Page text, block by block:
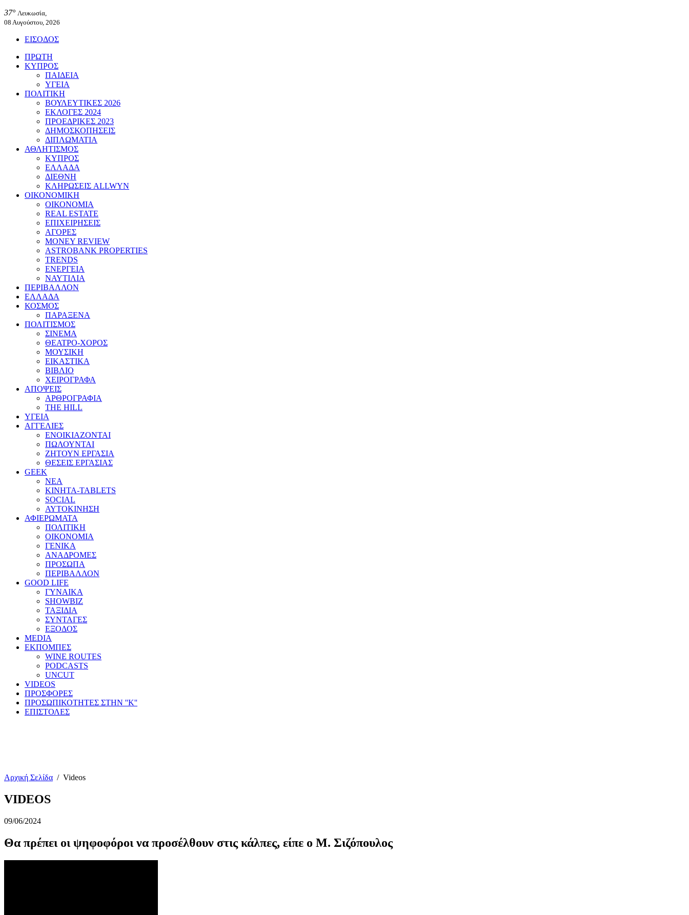
37° Λευκωσία,
08 Αυγούστου, 2026
ΕΙΣΟΔΟΣ
ΠΡΩΤΗ
ΚΥΠΡΟΣ
ΠΑΙΔΕΙΑ
ΥΓΕΙΑ
ΠΟΛΙΤΙΚΗ
ΒΟΥΛΕΥΤΙΚΕΣ 2026
ΕΚΛΟΓΕΣ 2024
ΠΡΟΕΔΡΙΚΕΣ 2023
ΔΗΜΟΣΚΟΠΗΣΕΙΣ
ΔΙΠΛΩΜΑΤΙΑ
ΑΘΛΗΤΙΣΜΟΣ
ΚΥΠΡΟΣ
ΕΛΛΑΔΑ
ΔΙΕΘΝΗ
ΚΛΗΡΩΣΕΙΣ ALLWYN
ΟΙΚΟΝΟΜΙΚΗ
ΟΙΚΟΝΟΜΙΑ
REAL ESTATE
ΕΠΙΧΕΙΡΗΣΕΙΣ
ΑΓΟΡΕΣ
MONEY REVIEW
ASTROBANK PROPERTIES
TRENDS
ΕΝΕΡΓΕΙΑ
ΝΑΥΤΙΛΙΑ
ΠΕΡΙΒΑΛΛΟΝ
ΕΛΛΑΔΑ
ΚΟΣΜΟΣ
ΠΑΡΑΞΕΝΑ
ΠΟΛΙΤΙΣΜΟΣ
ΣΙΝΕΜΑ
ΘΕΑΤΡΟ-ΧΟΡΟΣ
ΜΟΥΣΙΚΗ
ΕΙΚΑΣΤΙΚΑ
ΒΙΒΛΙΟ
ΧΕΙΡΟΓΡΑΦΑ
ΑΠΟΨΕΙΣ
ΑΡΘΡΟΓΡΑΦΙΑ
THE HILL
ΥΓΕΙΑ
ΑΓΓΕΛΙΕΣ
ΕΝΟΙΚΙΑΖΟΝΤΑΙ
ΠΩΛΟΥΝΤΑΙ
ΖΗΤΟΥΝ ΕΡΓΑΣΙΑ
ΘΕΣΕΙΣ ΕΡΓΑΣΙΑΣ
GEEK
ΝΕΑ
ΚΙΝΗΤΑ-TABLETS
SOCIAL
ΑΥΤΟΚΙΝΗΣΗ
ΑΦΙΕΡΩΜΑΤΑ
ΠΟΛΙΤΙΚΗ
ΟΙΚΟΝΟΜΙΑ
ΓΕΝΙΚΑ
ΑΝΑΔΡΟΜΕΣ
ΠΡΟΣΩΠΑ
ΠΕΡΙΒΑΛΛΟΝ
GOOD LIFE
ΓΥΝΑΙΚΑ
SHOWBIZ
ΤΑΞΙΔΙΑ
ΣΥΝΤΑΓΕΣ
ΕΞΟΔΟΣ
MEDIA
ΕΚΠΟΜΠΕΣ
WINE ROUTES
PODCASTS
UNCUT
VIDEOS
ΠΡΟΣΦΟΡΕΣ
ΠΡΟΣΩΠΙΚΟΤΗΤΕΣ ΣΤΗΝ ''Κ''
ΕΠΙΣΤΟΛΕΣ
Αρχική Σελίδα / Videos
VIDEOS
09/06/2024
Θα πρέπει οι ψηφοφόροι να προσέλθουν στις κάλπες, είπε ο Μ. Σιζόπουλος